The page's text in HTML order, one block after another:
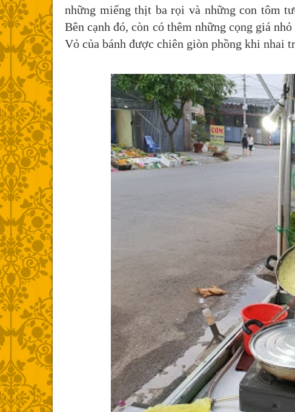
những miếng thịt ba rọi và những con tôm
Bên cạnh đó, còn có thêm những cọng giá
Vỏ của bánh được chiên giòn phồng khi nhai